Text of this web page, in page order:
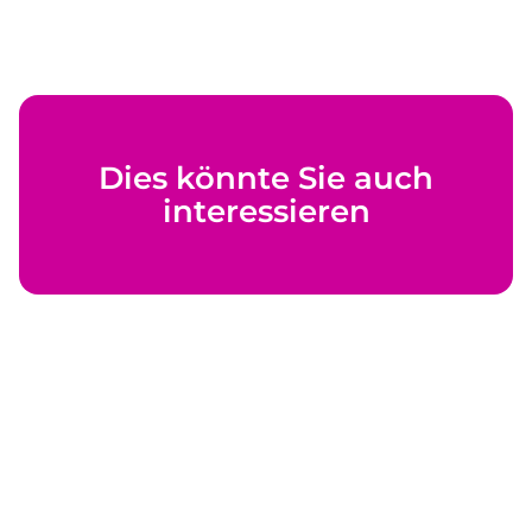
Dies könnte Sie auch
interessieren